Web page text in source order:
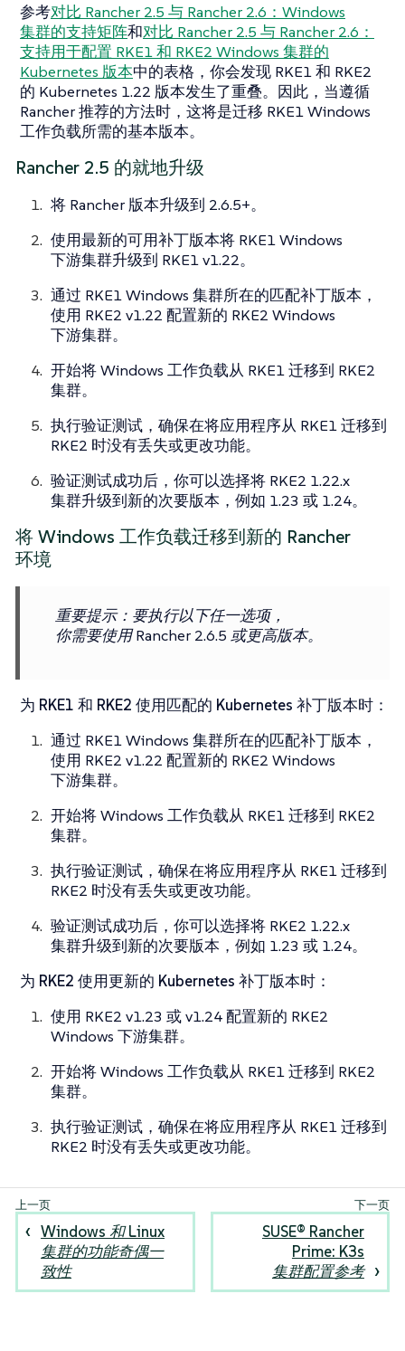
参考对比 Rancher 2.5 与 Rancher 2.6：Windows
集群的支持矩阵和对比 Rancher 2.5 与 Rancher 2.6：
支持用于配置 RKE1 和 RKE2 Windows 集群的
Kubernetes 版本中的表格，你会发现 RKE1 和 RKE2
的 Kubernetes 1.22 版本发生了重叠。因此，当遵循
Rancher 推荐的方法时，这将是迁移 RKE1 Windows
工作负载所需的基本版本。
Rancher 2.5 的就地升级
将 Rancher 版本升级到 2.6.5+。
使用最新的可用补丁版本将 RKE1 Windows
下游集群升级到 RKE1 v1.22。
通过 RKE1 Windows 集群所在的匹配补丁版本，
使用 RKE2 v1.22 配置新的 RKE2 Windows
下游集群。
开始将 Windows 工作负载从 RKE1 迁移到 RKE2
集群。
执行验证测试，确保在将应用程序从 RKE1 迁移到
RKE2 时没有丢失或更改功能。
验证测试成功后，你可以选择将 RKE2 1.22.x
集群升级到新的次要版本，例如 1.23 或 1.24。
将 Windows 工作负载迁移到新的 Rancher
环境
重要提示：要执行以下任一选项，
你需要使用 Rancher 2.6.5 或更高版本。
为 RKE1 和 RKE2 使用匹配的 Kubernetes 补丁版本时 ：
通过 RKE1 Windows 集群所在的匹配补丁版本，
使用 RKE2 v1.22 配置新的 RKE2 Windows
下游集群。
开始将 Windows 工作负载从 RKE1 迁移到 RKE2
集群。
执行验证测试，确保在将应用程序从 RKE1 迁移到
RKE2 时没有丢失或更改功能。
验证测试成功后，你可以选择将 RKE2 1.22.x
集群升级到新的次要版本，例如 1.23 或 1.24。
为 RKE2 使用更新的 Kubernetes 补丁版本时 ：
使用 RKE2 v1.23 或 v1.24 配置新的 RKE2
Windows 下游集群。
开始将 Windows 工作负载从 RKE1 迁移到 RKE2
集群。
执行验证测试，确保在将应用程序从 RKE1 迁移到
RKE2 时没有丢失或更改功能。
Windows 和 Linux
集群的功能奇偶一
致性
SUSE® Rancher
Prime: K3s
集群配置参考